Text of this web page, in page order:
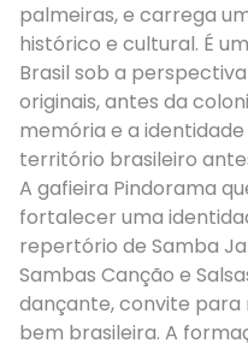
palmeiras, e carrega
histórico e cultural. É
Brasil sob a
originais, antes da
memória e a
território brasileiro
A gafieira Pindorama
fortalecer uma
repertório de Samba
Sambas Canção e
dançante, convite
bem brasileira. A